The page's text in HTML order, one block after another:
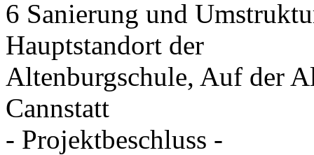
6 Sanierung und
Hauptstandort der
Altenburgschule, Auf der
Cannstatt
- Projektbeschluss -